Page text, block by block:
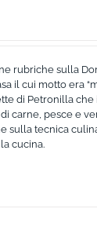
rubriche sulla
il cui motto era
di Petronilla
carne, pesce e
sulla tecnica
cucina.